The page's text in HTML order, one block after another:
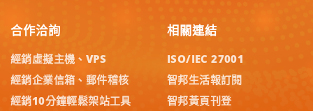
合作洽詢
經銷虛擬主機、VPS
經銷企業信箱、郵件稽核
經銷10分鐘輕鬆架站工具
相關連結
ISO/IEC 27001
智邦生活報訂閱
智邦黃頁刊登